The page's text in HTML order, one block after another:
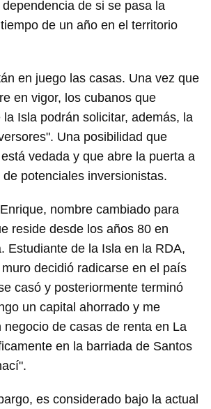
SESIÓN CANCELAR
de si se pasa la
de un año en el territorio
en juego las casas. Una vez que
en vigor, los cubanos que
Isla podrán solicitar, además, la
Una posibilidad que
vedada y que abre la puerta a
potenciales inversionistas.
nombre cambiado para
reside desde los años 80 en
Estudiante de la Isla en la RDA,
decidió radicarse en el país
casó y posteriormente terminó
un capital ahorrado y me
de casas de renta en La
en la barriada de Santos
es considerado bajo la actual